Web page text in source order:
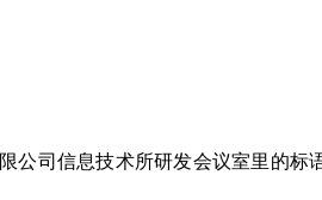
司信息技术所研发会议室里的标